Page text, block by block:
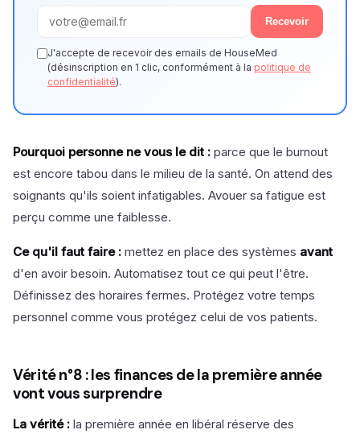
Recevoir
J'accepte de recevoir des emails de HouseMed
(désinscription en 1 clic, conformément à la politique de
confidentialité).
Pourquoi personne ne vous le dit : parce que le burnout
est encore tabou dans le milieu de la santé. On attend des
soignants qu'ils soient infatigables. Avouer sa fatigue est
perçu comme une faiblesse.
Ce qu'il faut faire : mettez en place des systèmes avant
d'en avoir besoin. Automatisez tout ce qui peut l'être.
Définissez des horaires fermes. Protégez votre temps
personnel comme vous protégez celui de vos patients.
Vérité n°8 : les finances de la première année
vont vous surprendre
La vérité : la première année en libéral réserve des